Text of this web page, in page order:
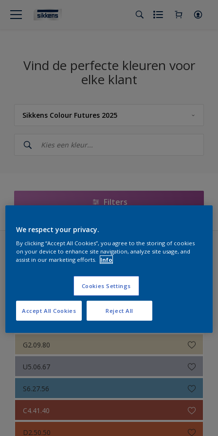
Vind de perfecte kleuren voor
elke klant
Sikkens Colour Futures 2025
Sikkens
Sikkens Modern Klassieke Kleuren
Sikkens 5051
Sikkens Alpha 501 Exterior
Sikkens ACC naar RAL
Sikkens Kleurselectie Kleuren
Sikkens Kleurselectie Witten
Sikkens Gezondheidszorg
Sikkens Alpha Metallic
Sikkens 200 Kleuren voor het Interieur
Filters
Sikkens Colour Futures 2025 (30 kleuren)
Sweet Embrace
E1.08.69
G2.09.80
U5.06.67
S6.27.56
C4.41.40
D2.50.50
We respect your privacy.
By clicking “Accept All Cookies”, you agree to the storing of cookies
on your device to enhance site navigation, analyze site usage, and
assist in our marketing efforts.
Info
Cookies Settings
Reject All
Accept All Cookies